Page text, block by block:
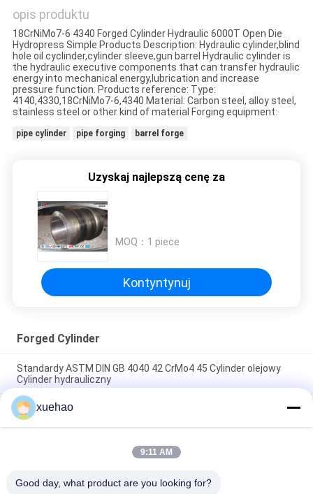
opis produktu
18CrNiMo7-6 4340 Forged Cylinder Hydraulic 6000T Open Die
Hydropress Simple Products Description: Hydraulic cylinder,blind
hole oil cyclinder,cylinder sleeve,gun barrel Hydraulic cylinder is
the hydraulic executive components that can transfer hydraulic
energy into mechanical energy,lubrication and increase
pressure function. Products reference: Type:
4140,4330,18CrNiMo7-6,4340 Material: Carbon steel, alloy steel,
stainless steel or other kind of material Forging equipment:
pipe cylinder pipe forging barrel forge
Uzyskaj najlepszą cenę za
MOQ： 1 piece
Kontyntynuj
Forged Cylinder
Standardy ASTM DIN GB 4040 42 CrMo4 45 Cylinder olejowy
Cylinder hydrauliczny
Cylindryczny korpus z wykutego odkuwką swobodną ASTM,
kształtowany, otwarty, odkuwany
Wyposażenie w rurki dla kotłów pod wysokim ciśnieniem
zgodnie ze standardem ASTM DIN, wysokiej jakości
xuehao
9:11 AM
Good day, what product are you looking for?